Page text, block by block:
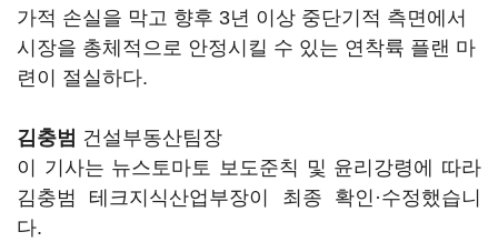
가적 손실을 막고 향후 3년 이상 중단기적 측면에서
시장을 총체적으로 안정시킬 수 있는 연착륙 플랜 마
련이 절실하다.
김충범 건설부동산팀장
이 기사는 뉴스토마토 보도준칙 및 윤리강령에 따라
김충범 테크지식산업부장이 최종 확인·수정했습니
다.